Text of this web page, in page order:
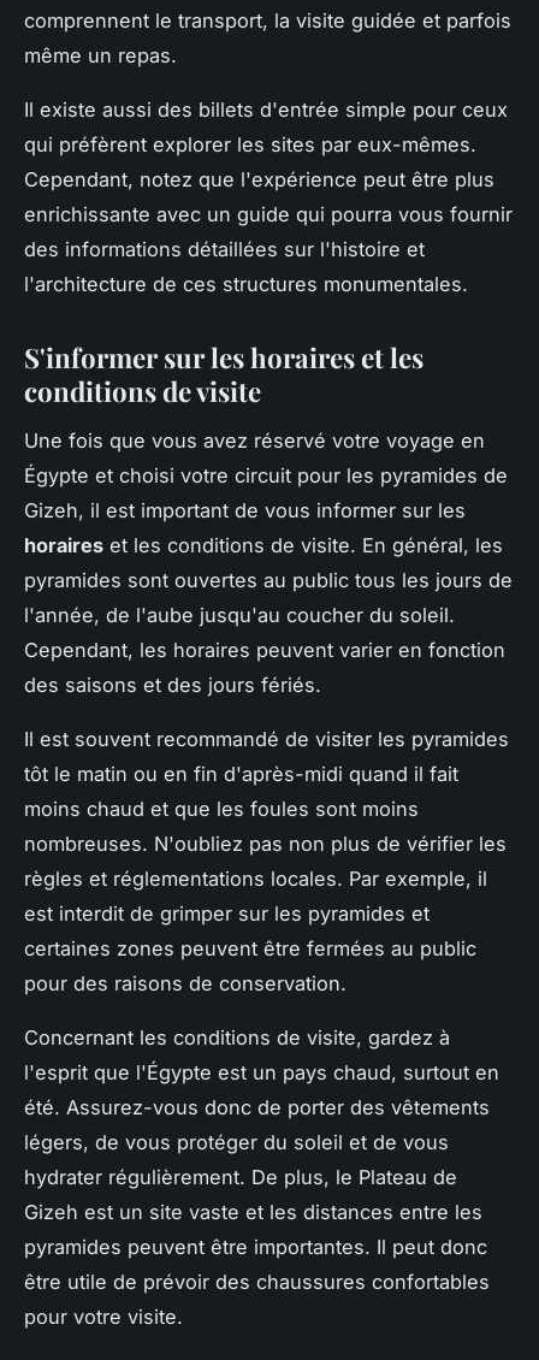
comprennent le transport, la visite guidée et parfois
même un repas.
Il existe aussi des billets d'entrée simple pour ceux
qui préfèrent explorer les sites par eux-mêmes.
Cependant, notez que l'expérience peut être plus
enrichissante avec un guide qui pourra vous fournir
des informations détaillées sur l'histoire et
l'architecture de ces structures monumentales.
S'informer sur les horaires et les
conditions de visite
Une fois que vous avez réservé votre voyage en
Égypte et choisi votre circuit pour les pyramides de
Gizeh, il est important de vous informer sur les
horaires et les conditions de visite. En général, les
pyramides sont ouvertes au public tous les jours de
l'année, de l'aube jusqu'au coucher du soleil.
Cependant, les horaires peuvent varier en fonction
des saisons et des jours fériés.
Il est souvent recommandé de visiter les pyramides
tôt le matin ou en fin d'après-midi quand il fait
moins chaud et que les foules sont moins
nombreuses. N'oubliez pas non plus de vérifier les
règles et réglementations locales. Par exemple, il
est interdit de grimper sur les pyramides et
certaines zones peuvent être fermées au public
pour des raisons de conservation.
Concernant les conditions de visite, gardez à
l'esprit que l'Égypte est un pays chaud, surtout en
été. Assurez-vous donc de porter des vêtements
légers, de vous protéger du soleil et de vous
hydrater régulièrement. De plus, le Plateau de
Gizeh est un site vaste et les distances entre les
pyramides peuvent être importantes. Il peut donc
être utile de prévoir des chaussures confortables
pour votre visite.